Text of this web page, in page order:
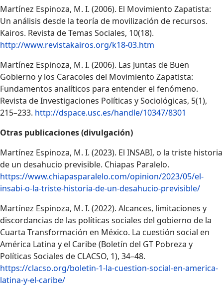
Martínez Espinoza, M. I. (2006). El Movimiento Zapatista:
Un análisis desde la teoría de movilización de recursos.
Kairos. Revista de Temas Sociales, 10(18).
http://www.revistakairos.org/k18-03.htm
Martínez Espinoza, M. I. (2006). Las Juntas de Buen
Gobierno y los Caracoles del Movimiento Zapatista:
Fundamentos analíticos para entender el fenómeno.
Revista de Investigaciones Políticas y Sociológicas, 5(1),
215–233. http://dspace.usc.es/handle/10347/8301
Otras publicaciones (divulgación)
Martínez Espinoza, M. I. (2023). El INSABI, o la triste historia
de un desahucio previsible. Chiapas Paralelo.
https://www.chiapasparalelo.com/opinion/2023/05/el-
insabi-o-la-triste-historia-de-un-desahucio-previsible/
Martínez Espinoza, M. I. (2022). Alcances, limitaciones y
discordancias de las políticas sociales del gobierno de la
Cuarta Transformación en México. La cuestión social en
América Latina y el Caribe (Boletín del GT Pobreza y
Políticas Sociales de CLACSO, 1), 34–48.
https://clacso.org/boletin-1-la-cuestion-social-en-america-
latina-y-el-caribe/